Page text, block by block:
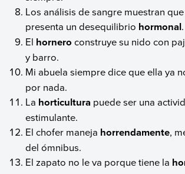
Los análisis de sangre muestran
presenta un desequilibrio hormonal.
El hornero construye su nido con
y barro.
Mi abuela siempre dice que ella ya
por nada.
La horticultura puede ser una
estimulante.
El chofer maneja horrendamente,
del ómnibus.
El zapato no le va porque tiene la